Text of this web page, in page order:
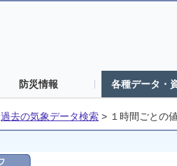
防災情報 各種データ・
過去の気象データ検索 > １時間ごとの